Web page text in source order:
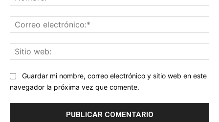
Guardar mi nombre, correo electrónico y sitio web en este
navegador la próxima vez que comente.